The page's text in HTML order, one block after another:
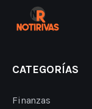
CATEGORÍAS
Finanzas